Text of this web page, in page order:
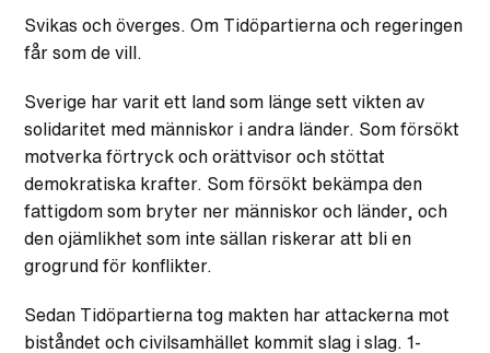
Svikas och överges. Om Tidöpartierna och regeringen
får som de vill.
Sverige har varit ett land som länge sett vikten av
solidaritet med människor i andra länder. Som försökt
motverka förtryck och orättvisor och stöttat
demokratiska krafter. Som försökt bekämpa den
fattigdom som bryter ner människor och länder, och
den ojämlikhet som inte sällan riskerar att bli en
grogrund för konflikter.
Sedan Tidöpartierna tog makten har attackerna mot
biståndet och civilsamhället kommit slag i slag. 1-